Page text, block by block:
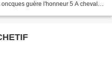
guère l'honneur 5 A cheval